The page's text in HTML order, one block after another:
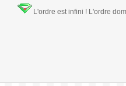
L'ordre est infini ! L'ordre